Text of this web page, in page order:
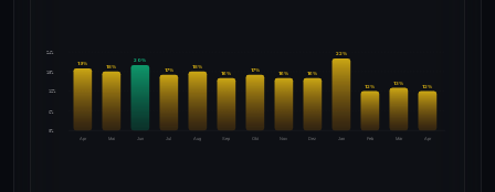
24%
18%
12%
6%
0%
Apr
19%
Mai
18%
Jun
20%
Jul
17%
Aug
18%
Sep
16%
Okt
17%
Nov
16%
Dez
16%
Jan
22%
Feb
12%
Mär
13%
Apr
12%